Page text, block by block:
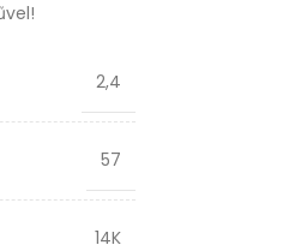
2,4
57
14K